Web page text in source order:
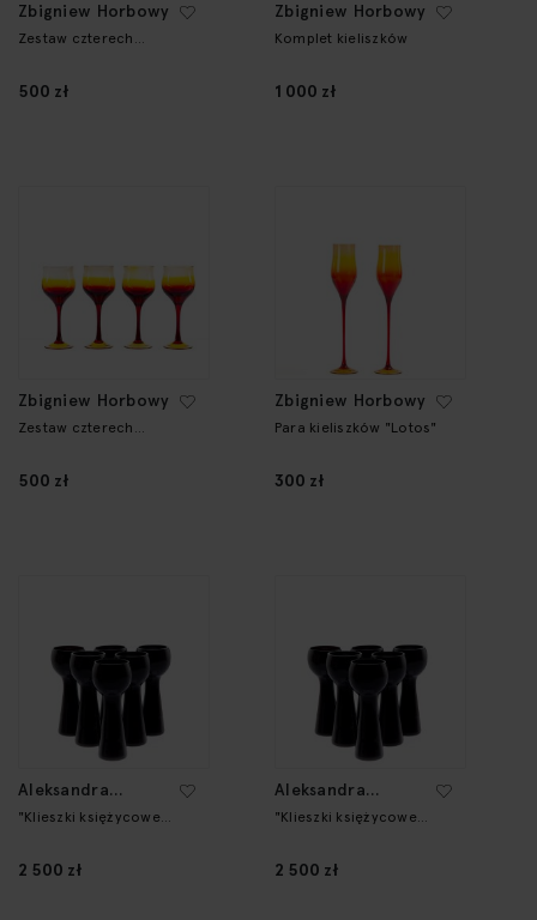
Zbigniew Horbowy
Zestaw czterech
500 zł
Zbigniew Horbowy
Komplet kieliszków
1 000 zł
Zbigniew Horbowy
Zestaw czterech
500 zł
Zbigniew Horbowy
Para kieliszków "Lotos"
300 zł
Aleksandra
Kujawska
"Klieszki księżycowe
2 500 zł
Aleksandra
Kujawska
"Klieszki księżycowe
2 500 zł